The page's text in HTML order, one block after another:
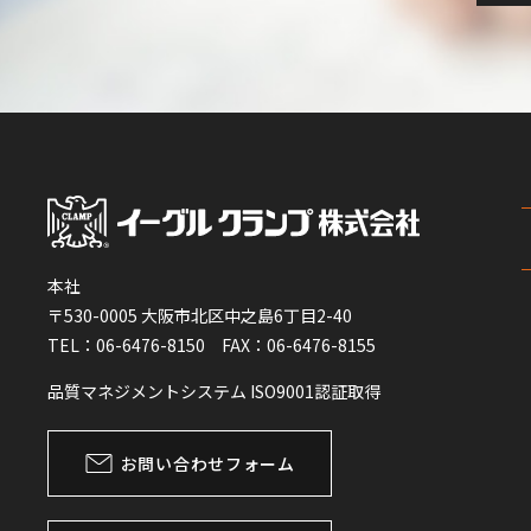
本社
〒530-0005 大阪市北区中之島6丁目2-40
TEL：06-6476-8150 FAX：06-6476-8155
品質マネジメントシステム ISO9001認証取得
お問い合わせフォーム